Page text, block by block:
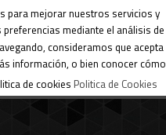
para mejorar nuestros servicios y
mediante el análisis de
consideramos que acepta
información, o bien conocer cómo
de cookies Politica de Cookies